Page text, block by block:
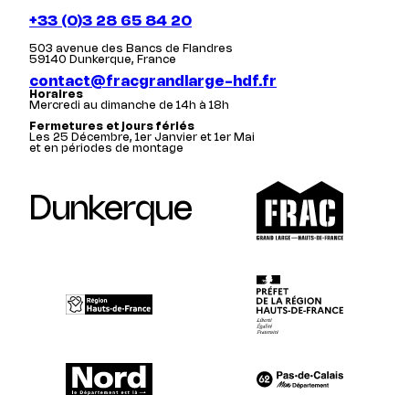
+33 (0)3 28 65 84 20
503 avenue des Bancs de Flandres
59140 Dunkerque, France
contact@fracgrandlarge-hdf.fr
Horaires
Mercredi au dimanche de 14h à 18h
Fermetures et jours fériés
Les 25 Décembre, 1er Janvier et 1er Mai
et en périodes de montage
Dunkerque